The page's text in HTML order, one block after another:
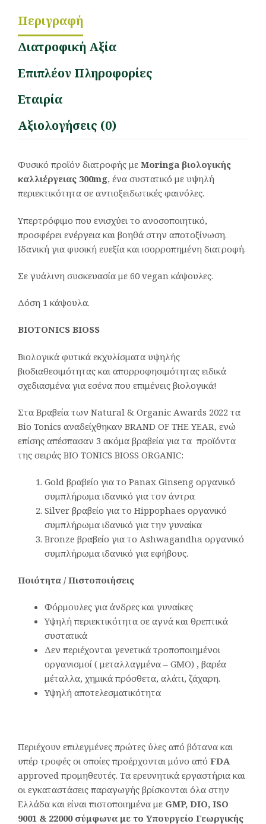
Περιγραφή
Διατροφική Αξία
Επιπλέον Πληροφορίες
Εταιρία
Αξιολογήσεις (0)
Φυσικό προϊόν διατροφής με Moringa βιολογικής
καλλιέργειας 300mg, ένα συστατικό με υψηλή
περιεκτικότητα σε αντιοξειδωτικές φαινόλες.
Υπερτρόφιμο που ενισχύει το ανοσοποιητικό,
προσφέρει ενέργεια και βοηθά στην αποτοξίνωση.
Ιδανική για φυσική ευεξία και ισορροπημένη διατροφή.
Σε γυάλινη συσκευασία με 60 vegan κάψουλες.
Δόση 1 κάψουλα.
BIOTONICS BIOSS
Βιολογικά φυτικά εκχυλίσματα υψηλής
βιοδιαθεσιμότητας και απορροφησιμότητας ειδικά
σχεδιασμένα για εσένα που επιμένεις βιολογικά!
Στα Βραβεία των Natural & Organic Awards 2022 τα
Bio Tonics αναδείχθηκαν BRAND OF THE YEAR, ενώ
επίσης απέσπασαν 3 ακόμα βραβεία για τα προϊόντα
της σειράς BIO TONICS BIOSS ORGANIC:
Gold βραβείο για το Panax Ginseng οργανικό
συμπλήρωμα ιδανικό για τον άντρα
Silver βραβείο για το Hippophaes οργανικό
συμπλήρωμα ιδανικό για την γυναίκα
Bronze βραβείο για το Ashwagandha οργανικό
συμπλήρωμα ιδανικό για εφήβους.
Ποιότητα / Πιστοποιήσεις
Φόρμουλες για άνδρες και γυναίκες
Υψηλή περιεκτικότητα σε αγνά και θρεπτικά
συστατικά
Δεν περιέχονται γενετικά τροποποιημένοι
οργανισμοί ( μεταλλαγμένα – GMO) , βαρέα
μέταλλα, χημικά πρόσθετα, αλάτι, ζάχαρη.
Υψηλή αποτελεσματικότητα
Περιέχουν επιλεγμένες πρώτες ύλες από βότανα και
υπέρ τροφές οι οποίες προέρχονται μόνο από FDA
approved προμηθευτές. Τα ερευνητικά εργαστήρια και
οι εγκαταστάσεις παραγωγής βρίσκονται όλα στην
Ελλάδα και είναι πιστοποιημένα με GMP, DIO, ISO
9001 & 22000 σύμφωνα με το Υπουργείο Γεωργικής